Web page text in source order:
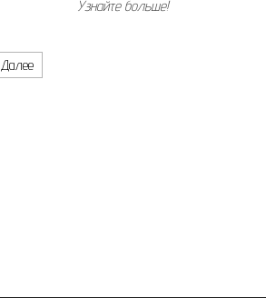
Узнайте больше!
Далее